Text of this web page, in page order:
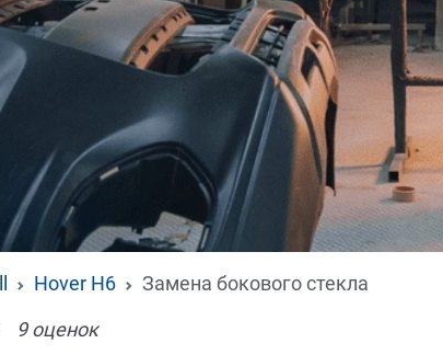
Hover H6
Замена бокового стекла
9оценок